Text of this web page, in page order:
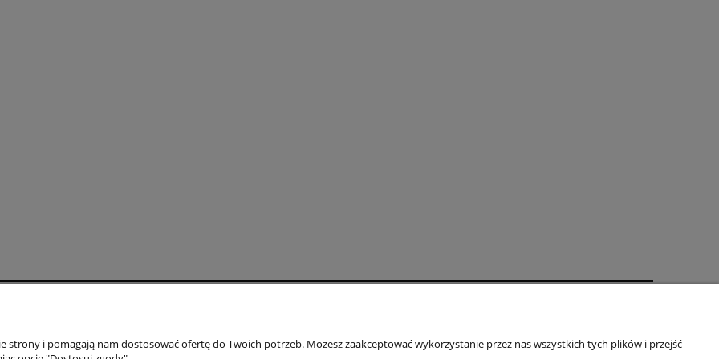
Twoje zamówienia Gwarancja Kontakt
strony i pomagają nam dostosować ofertę do Twoich potrzeb. Możesz zaakceptować wykorzystanie przez nas wszystkich tych plików i przejść